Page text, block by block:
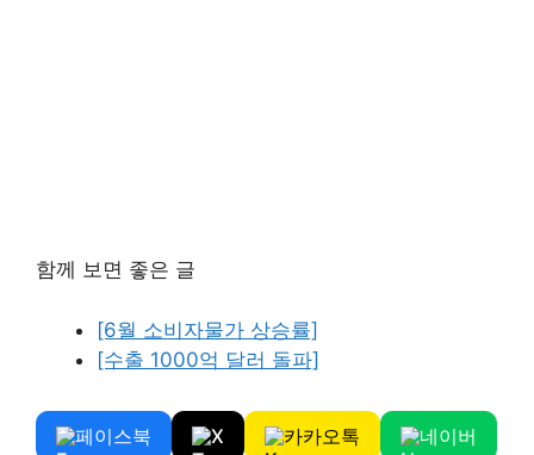
함께 보면 좋은 글
[6월 소비자물가 상승률]
[수출 1000억 달러 돌파]
페이스북 X 카카오톡 네이버